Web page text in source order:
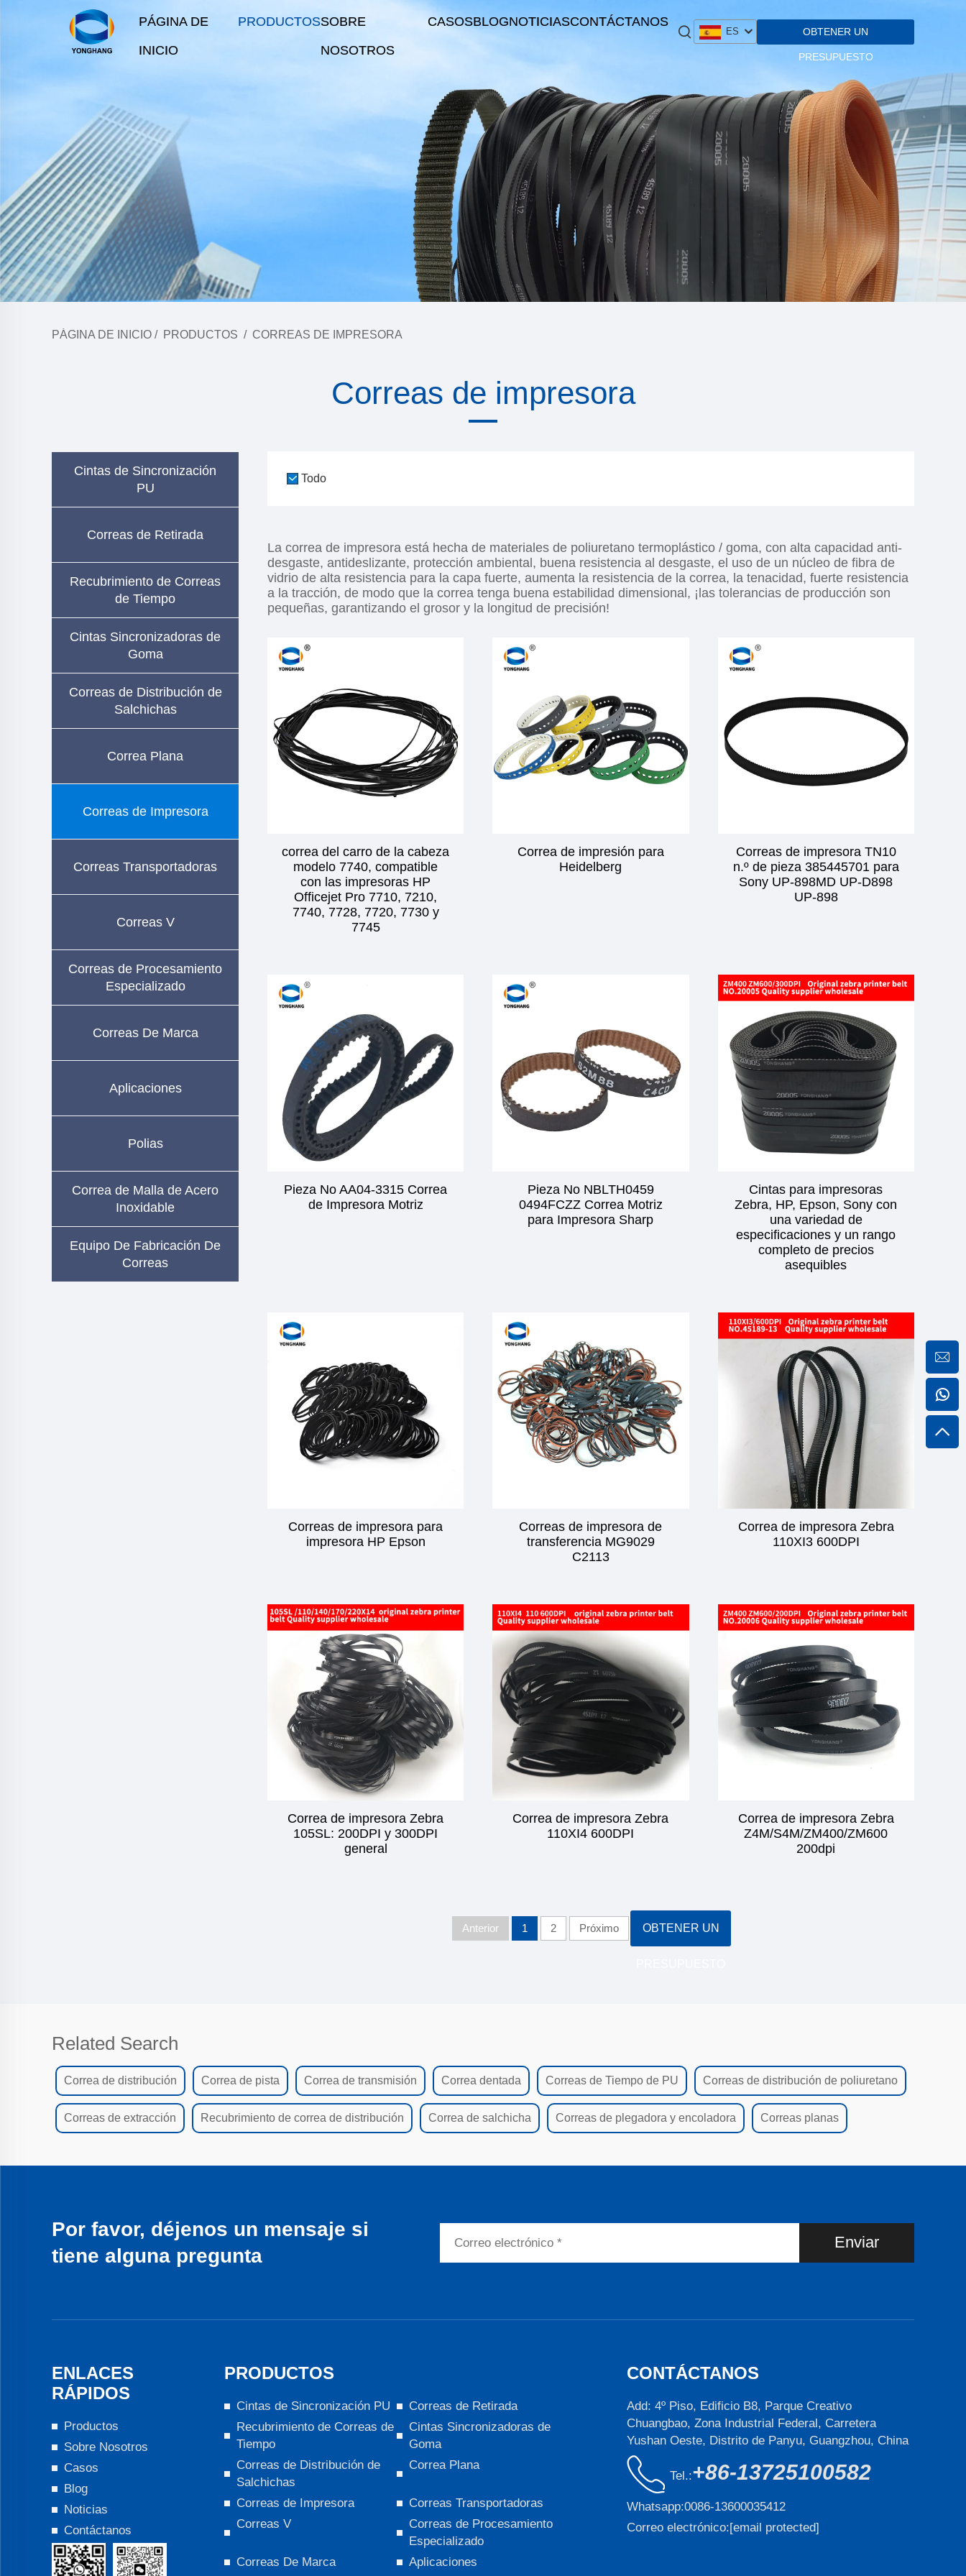
PÁGINA DE
INICIO
PRODUCTOSSOBRE
NOSOTROS
CASOSBLOGNOTICIASCONTÁCTANOS
ES OBTENER UN
PRESUPUESTO
PÁGINA DE INICIO / PRODUCTOS / CORREAS DE IMPRESORA
Correas de impresora
Cintas de Sincronización
PU
Correas de Retirada
Recubrimiento de Correas
de Tiempo
Cintas Sincronizadoras de
Goma
Correas de Distribución de
Salchichas
Correa Plana
Correas de Impresora
Correas Transportadoras
Correas V
Correas de Procesamiento
Especializado
Correas De Marca
Aplicaciones
Polias
Correa de Malla de Acero
Inoxidable
Equipo De Fabricación De
Correas
Todo
La correa de impresora está hecha de materiales de poliuretano termoplástico / goma, con alta capacidad anti-
desgaste, antideslizante, protección ambiental, buena resistencia al desgaste, el uso de un núcleo de fibra de
vidrio de alta resistencia para la capa fuerte, aumenta la resistencia de la correa, la tenacidad, fuerte resistencia
a la tracción, de modo que la correa tenga buena estabilidad dimensional, ¡las tolerancias de producción son
pequeñas, garantizando el grosor y la longitud de precisión!
correa del carro de la cabeza
modelo 7740, compatible
con las impresoras HP
Officejet Pro 7710, 7210,
7740, 7728, 7720, 7730 y
7745
Correa de impresión para
Heidelberg
Correas de impresora TN10
n.º de pieza 385445701 para
Sony UP-898MD UP-D898
UP-898
Pieza No AA04-3315 Correa
de Impresora Motriz
Pieza No NBLTH0459
0494FCZZ Correa Motriz
para Impresora Sharp
Cintas para impresoras
Zebra, HP, Epson, Sony con
una variedad de
especificaciones y un rango
completo de precios
asequibles
Correas de impresora para
impresora HP Epson
Correas de impresora de
transferencia MG9029
C2113
Correa de impresora Zebra
110XI3 600DPI
Correa de impresora Zebra
105SL: 200DPI y 300DPI
general
Correa de impresora Zebra
110XI4 600DPI
Correa de impresora Zebra
Z4M/S4M/ZM400/ZM600
200dpi
Anterior 1 2 Próximo OBTENER UN
Related Search
Correa de distribución Correa de pista Correa de transmisión Correa dentada Correas de Tiempo de PU Correas de distribución de poliuretano
Correas de extracción Recubrimiento de correa de distribución Correa de salchicha Correas de plegadora y encoladora Correas planas
Por favor, déjenos un mensaje si
tiene alguna pregunta
Enviar
ENLACES
RÁPIDOS
Productos
Sobre Nosotros
Casos
Blog
Noticias
Contáctanos
PRODUCTOS
Cintas de Sincronización PU
Correas de Retirada
Recubrimiento de Correas de
Tiempo
Cintas Sincronizadoras de
Goma
Correas de Distribución de
Salchichas
Correa Plana
Correas de Impresora
Correas Transportadoras
Correas V
Correas de Procesamiento
Especializado
Correas De Marca
Aplicaciones
CONTÁCTANOS
Add: 4º Piso, Edificio B8, Parque Creativo
Chuangbao, Zona Industrial Federal, Carretera
Yushan Oeste, Distrito de Panyu, Guangzhou, China
Tel.:+86-13725100582
Whatsapp:0086-13600035412
Correo electrónico:[email protected]